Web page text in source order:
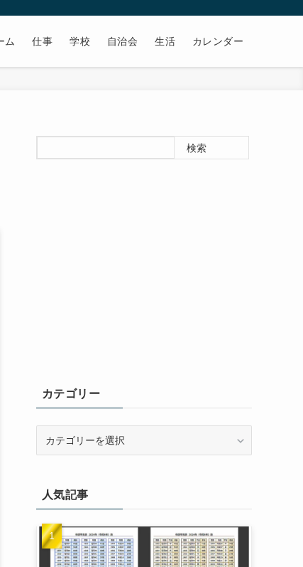
ム 仕事 学校 自治会 生活 カレンダー
検索
カテゴリー
ー人気記事